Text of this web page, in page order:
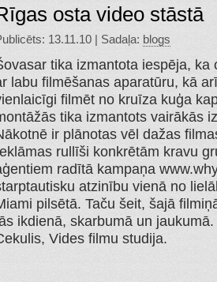
osta video stāstā
13.11.10 | Sadaļa: blogs
tika izmantota iespēja,
labu filmēšanas aparatūru, kā
filmēt no kruīza kuģa
tika izmantots vairākās
ir plānotas vēl dažas
rullīši konkrētām kravu
radītā kampaņa
atzinību vienā no
pilsētā. Taču šeit, šajā
ikdienā, skarbumā un
Vides filmu studija.